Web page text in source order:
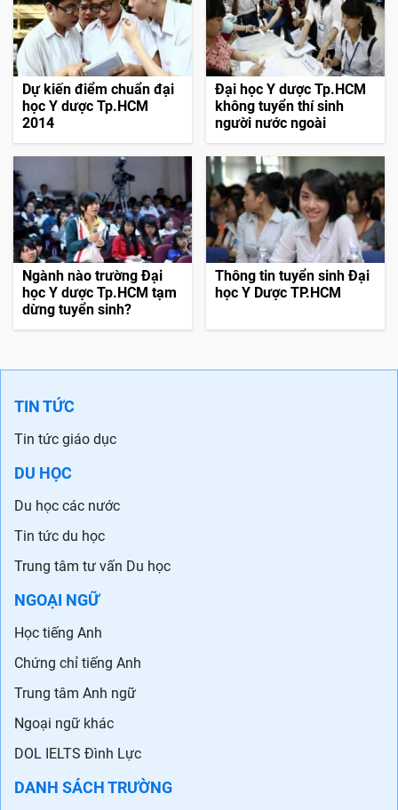
Dự kiến điểm chuẩn đại
học Y dược Tp.HCM
2014
Đại học Y dược Tp.HCM
không tuyển thí sinh
người nước ngoài
Ngành nào trường Đại
học Y dược Tp.HCM tạm
dừng tuyển sinh?
Thông tin tuyển sinh Đại
học Y Dược TP.HCM
TIN TỨC
Tin tức giáo dục
DU HỌC
Du học các nước
Tin tức du học
Trung tâm tư vấn Du học
NGOẠI NGỮ
Học tiếng Anh
Chứng chỉ tiếng Anh
Trung tâm Anh ngữ
Ngoại ngữ khác
DOL IELTS Đình Lực
DANH SÁCH TRƯỜNG